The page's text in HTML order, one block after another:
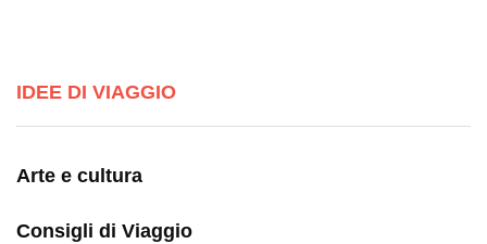
IDEE DI VIAGGIO
Arte e cultura
Consigli di Viaggio